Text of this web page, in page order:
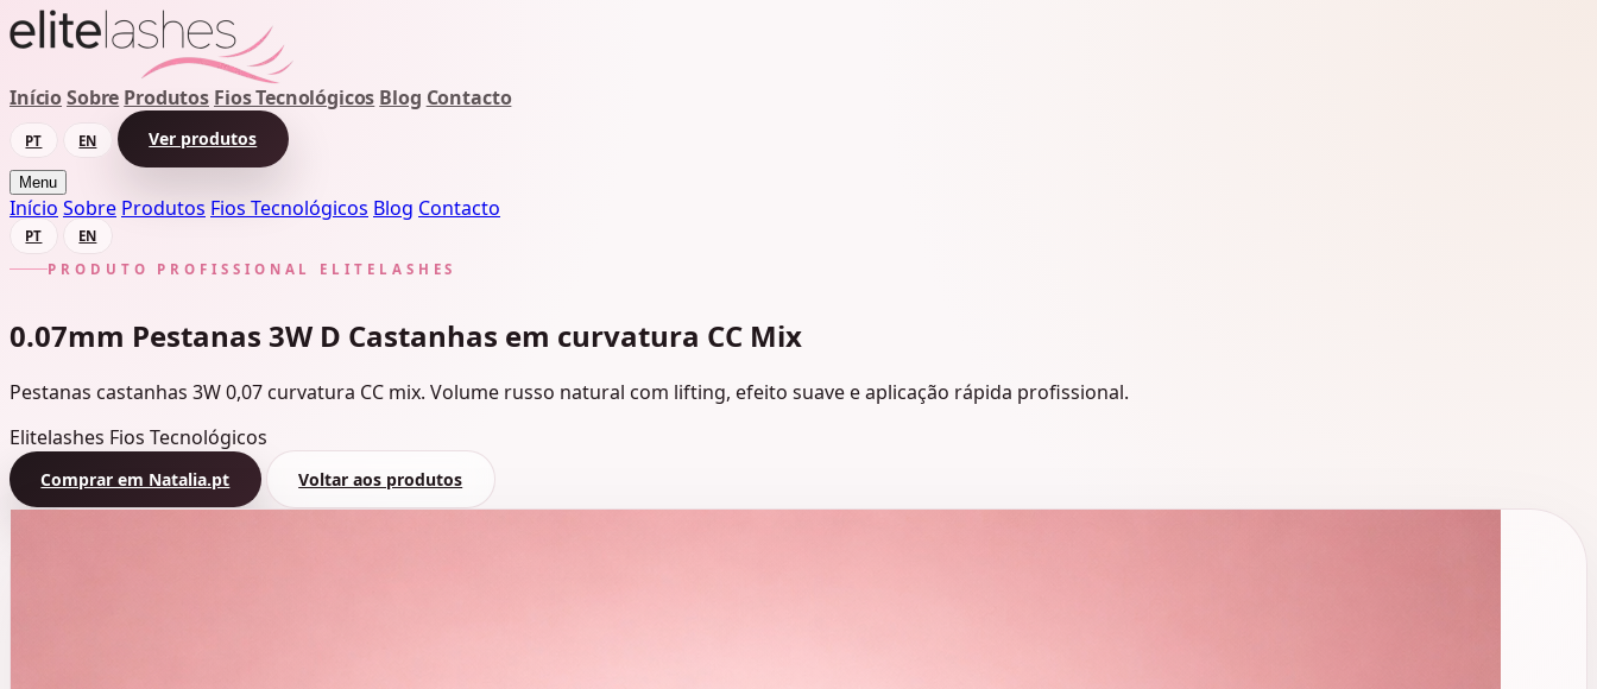
InícioSobre Produtos Fios Tecnológicos Blog Contacto
PT EN Ver produtos
Menu
Início Sobre Produtos Fios Tecnológicos Blog Contacto
PT
EN
PRODUTO PROFISSIONAL ELITELASHES
0.07mm Pestanas 3W D Castanhas em curvatura CC Mix
Pestanas castanhas 3W 0,07 curvatura CC mix. Volume russo natural com lifting, efeito suave e aplicação rápida profissional.
Elitelashes Fios Tecnológicos
Comprar em Natalia.pt Voltar aos produtos